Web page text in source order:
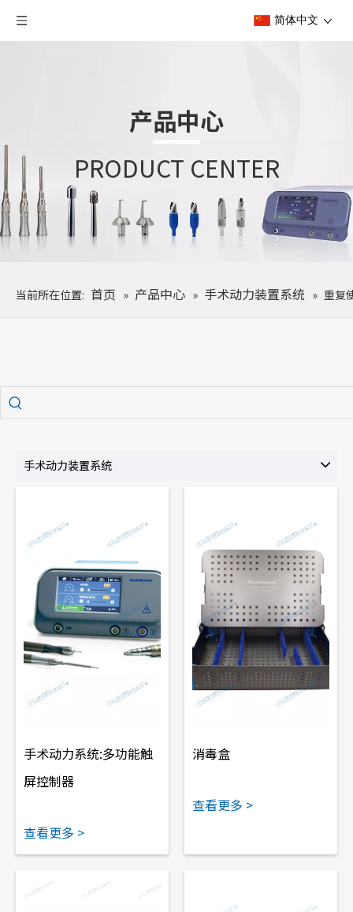
简体中文
产品中心
PRODUCT CENTER
当前所在位置: 首页 » 产品中心 » 手术动力装置系统 » 重复
手术动力装置系统
手术动力系统:多功能触
屏控制器
查看更多 >
消毒盒
查看更多 >